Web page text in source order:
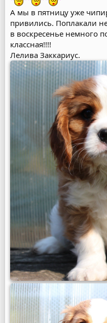
А мы в пятницу уже
привились. Поплакали
в воскресенье немного
классная!!!!
Лелива Заккариус.